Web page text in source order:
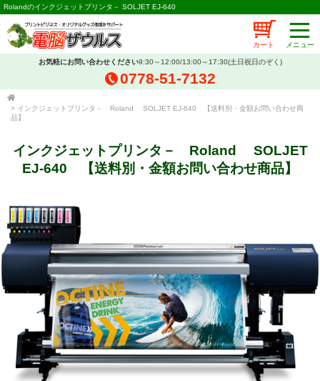
Rolandのインクジェットプリンタ－ SOLJET EJ-640
カート
お気軽にお問い合わせください9:30～12:00/13:00～17:30(土日祝日のぞく)
0778-51-7132
> インクジェットプリンタ－ Roland SOLJET EJ-640 【送料別・金額お問い合わせ商
品】
インクジェットプリンタ－ Roland SOLJET
EJ-640 【送料別・金額お問い合わせ商品】